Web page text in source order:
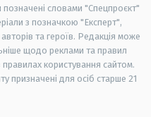
позначені словами "Спецпроєкт"
з позначкою "Експерт",
та героїв. Редакція може
щодо реклами та правил
користування сайтом.
призначені для осіб старше 21